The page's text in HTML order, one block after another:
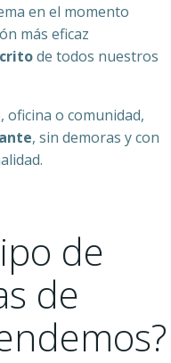
en el momento
más eficaz
de todos nuestros
oficina o comunidad,
, sin demoras y con
de
de